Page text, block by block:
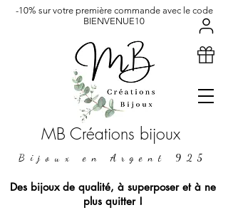
MB Créations bijoux
Bijoux en Argent 925
Des bijoux de qualité, à superposer et à ne
plus quitter !
-10% sur votre première commande avec le code
BIENVENUE10